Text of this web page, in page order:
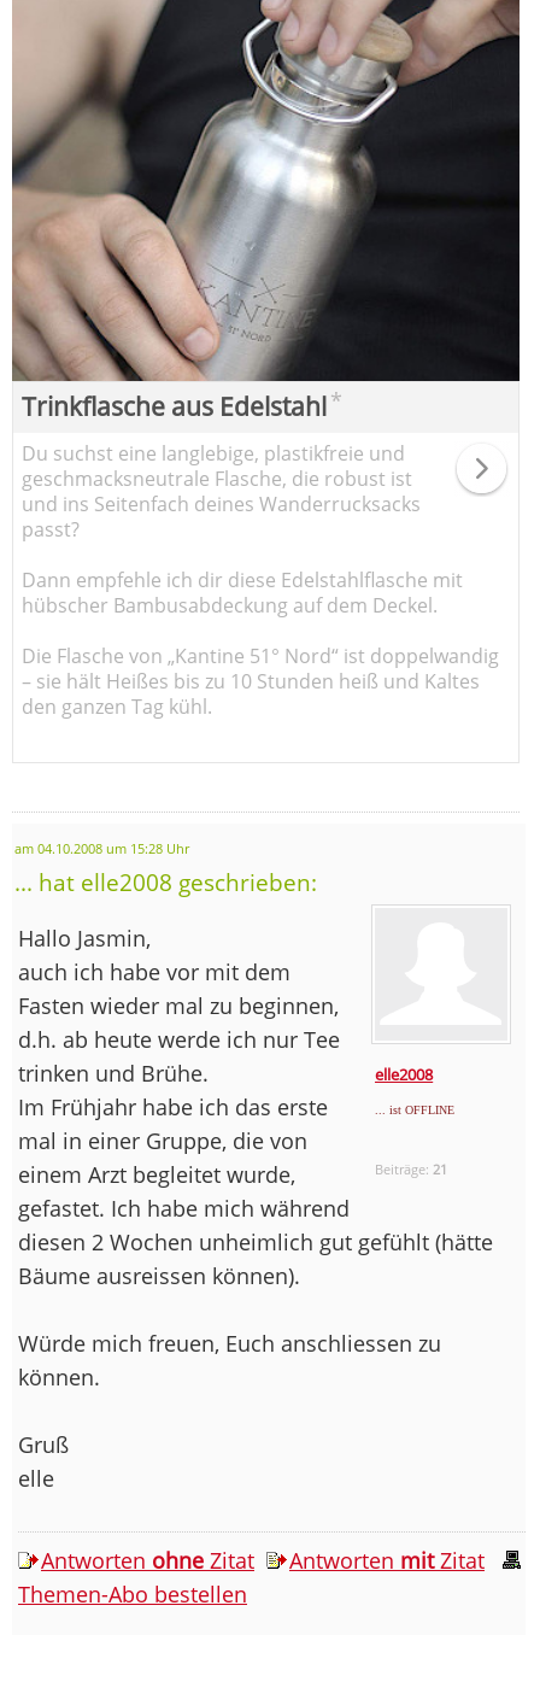
Trinkflasche aus Edelstahl*
Du suchst eine langlebige, plastikfreie und
geschmacksneutrale Flasche, die robust ist
und ins Seitenfach deines Wanderrucksacks
passt?
Dann empfehle ich dir diese Edelstahlflasche mit
hübscher Bambusabdeckung auf dem Deckel.
Die Flasche von „Kantine 51° Nord“ ist doppelwandig
– sie hält Heißes bis zu 10 Stunden heiß und Kaltes
den ganzen Tag kühl.
am 04.10.2008 um 15:28 Uhr
... hat elle2008 geschrieben:
elle2008
... ist OFFLINE
Beiträge: 21
Hallo Jasmin,
auch ich habe vor mit dem
Fasten wieder mal zu beginnen,
d.h. ab heute werde ich nur Tee
trinken und Brühe.
Im Frühjahr habe ich das erste
mal in einer Gruppe, die von
einem Arzt begleitet wurde,
gefastet. Ich habe mich während
diesen 2 Wochen unheimlich gut gefühlt (hätte
Bäume ausreissen können).
Würde mich freuen, Euch anschliessen zu
können.
Gruß
elle
Antworten ohne Zitat Antworten mitZitat
Themen-Abo bestellen